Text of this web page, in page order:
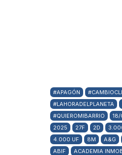
#APAGÓN
#LAHORADELPLANETA
#QUIEROMIBARRIO
18/
2025
27F 2D
4.000 UF
8M A&G
ABIF
ACADEMIA